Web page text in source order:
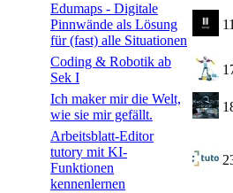
Edumaps - Digitale
Pinnwände als Lösung
für (fast) alle Situationen
Coding & Robotik ab
Sek I
Ich maker mir die Welt,
wie sie mir gefällt.
Arbeitsblatt-Editor
tutory mit KI-
Funktionen
kennenlernen